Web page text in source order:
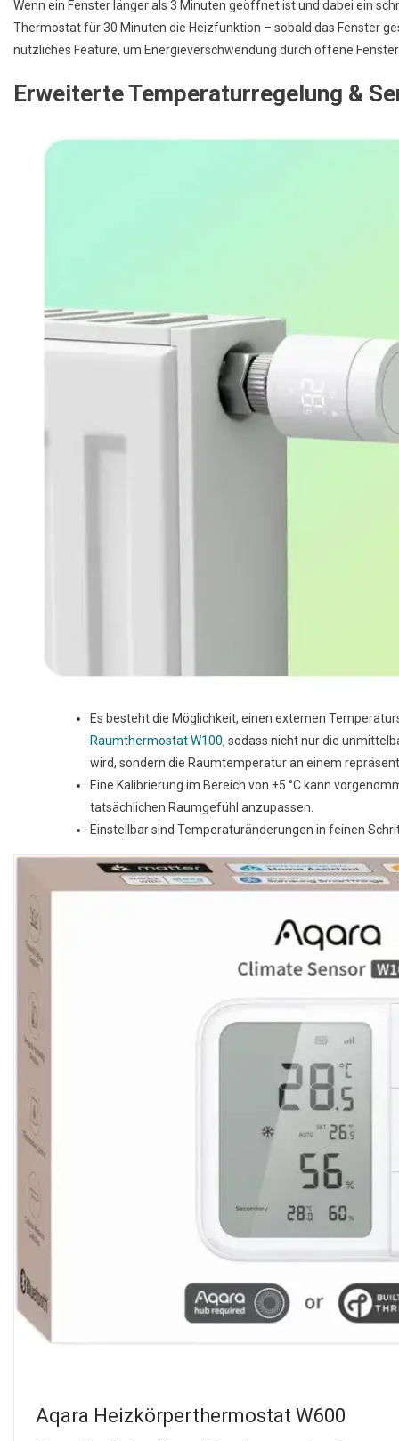
Wenn ein Fenster länger als 3 Minuten geöffnet ist und dabei ein
Thermostat für 30 Minuten die Heizfunktion – sobald das Fenster
nützliches Feature, um Energieverschwendung durch offene
Erweiterte Temperaturregelung &
Es besteht die Möglichkeit, einen externen
Raumthermostat W100, sodass nicht nur die
wird, sondern die Raumtemperatur an einem
Eine Kalibrierung im Bereich von ±5 °C kann
tatsächlichen Raumgefühl anzupassen.
Einstellbar sind Temperatur­änderungen in feinen
Aqara Heizkörperthermostat W600